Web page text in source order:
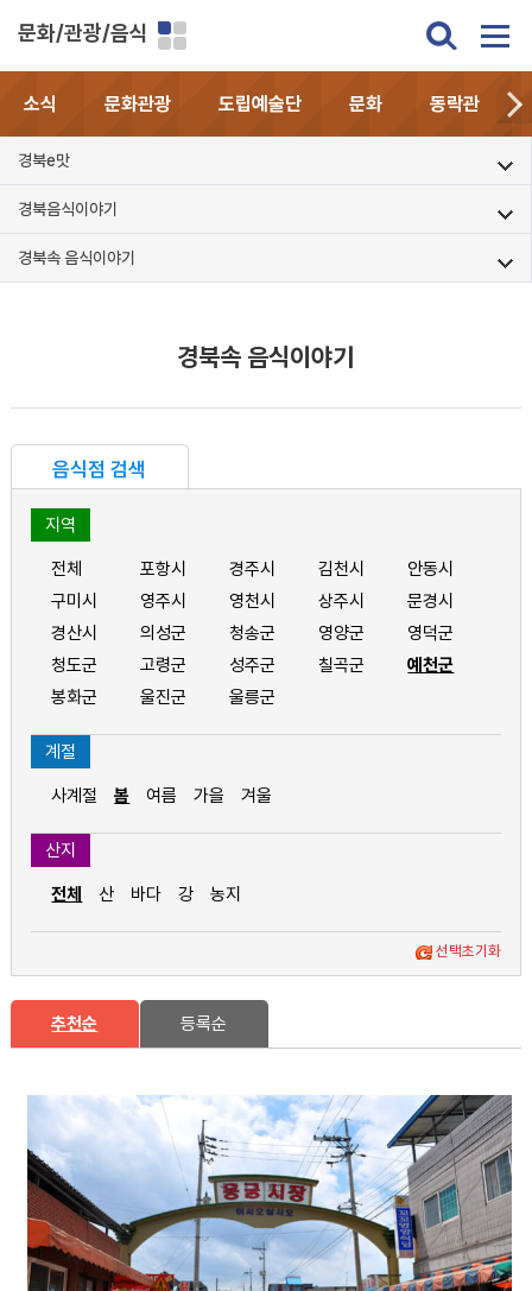
문화/관광/음식
소식 문화관광 도립예술단 문화 동락관
경북e맛
경북음식이야기
경북속 음식이야기
경북속 음식이야기
음식점 검색
지역
전체 포항시 경주시 김천시
안동시
구미시
영주시 영천시 상주시
문경시
경산시
의성군 청송군 영양군
영덕군
청도군
고령군 성주군 칠곡군
예천군
봉화군
울진군 울릉군
계절
사계절 봄 여름 가을 겨울
산지
전체 산 바다 강 농지
선택초기화
추천순 등록순